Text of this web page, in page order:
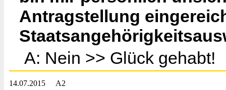
Antragstellung
A: Nein >> Glück gehabt!
14.07.2015 A2